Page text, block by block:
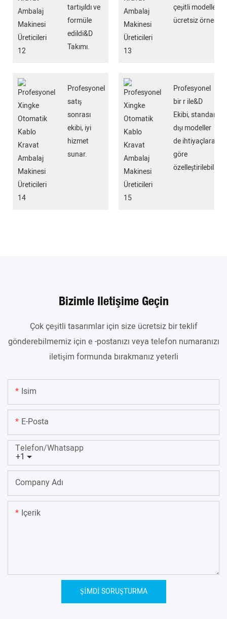
tartışıldı ve
formüle
edildi&D
Takımı.
çeşitli modeller,
ücretsiz örnek.
Profesyonel
satış
sonrası
ekibi, iyi
hizmet
sunar.
Profesyonel
bir r ile&D
Ekibi, standart
dışı modeller
de ihtiyaçlara
göre
özelleştirilebilir.
Bizimle Iletişime Geçin
Çok çeşitli tasarımlar için size ücretsiz bir teklif
gönderebilmemiz için e -postanızı veya telefon numaranızı
iletişim formunda bırakmanız yeterli
Isim
E-Posta
+1
Telefon/whatsapp
Company Adı
Içerik
ŞIMDI SORUŞTURMA